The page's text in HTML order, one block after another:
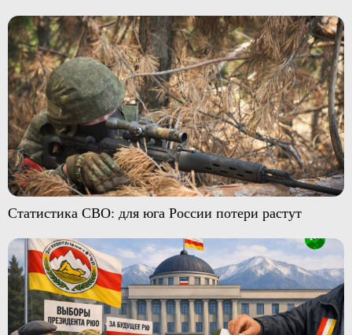
Статистика СВО: для юга России потери растут